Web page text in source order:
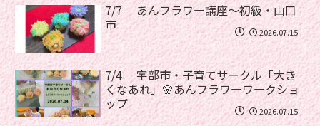
7/7 あんフラワー講座〜初級・山口
市
2026.07.15
7/4 宇部市・子育てサークル「大き
くなあれ」🌸あんフラワーワークショ
ップ
2026.07.15